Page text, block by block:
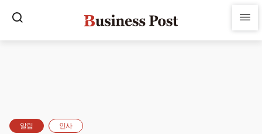
알림 인사